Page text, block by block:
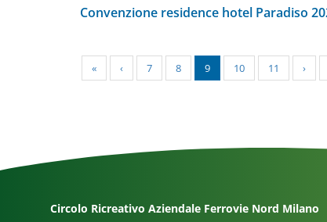
Convenzione residence hotel Paradiso
« ‹ 7 8 9 10 11 ›
Circolo Ricreativo Aziendale Ferrovie Nord Milano